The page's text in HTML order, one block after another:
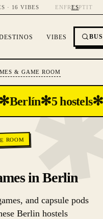
· 16 VIBES EN FRESPTIT
VIBES
& GAME ROOM
Berlín✻5 hostels✻
ROOM
in Berlin
and capsule pods
Berlin hostels